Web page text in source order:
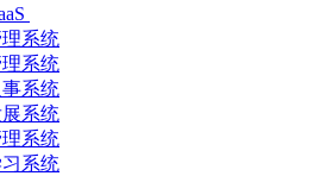
系统
系统
系统
系统
系统
系统